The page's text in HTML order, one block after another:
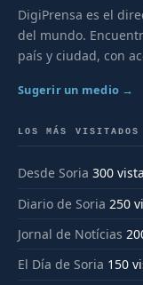
DigiPrensa es el
del mundo.
país y ciudad, con
Sugerir un medio →
LOS MÁS VISITADOS
Desde Soria 300
Diario de Soria 250
Jornal de Notícias
El Día de Soria 150